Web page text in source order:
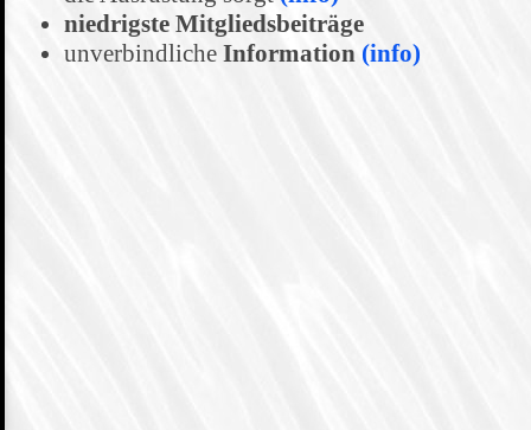
niedrigste Mitgliedsbeiträge
unverbindliche Information (info)